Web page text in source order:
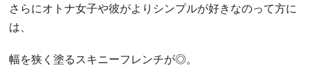
さらにオトナ女子や彼がよりシンプルが好きなのって方に
は、
幅を狭く塗るスキニーフレンチが◎。